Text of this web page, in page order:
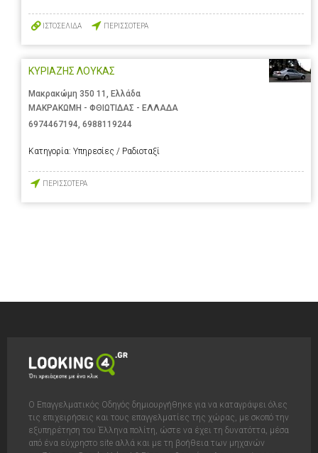
ΙΣΤΟΣΕΛΙΔΑ ΠΕΡΙΣΣΟΤΕΡΑ
ΚΥΡΙΑΖΗΣ ΛΟΥΚΑΣ
Μακρακώμη 350 11, Ελλάδα
ΜΑΚΡΑΚΩΜΗ - ΦΘΙΩΤΙΔΑΣ - ΕΛΛΑΔΑ
6974467194, 6988119244
Κατηγορία: Υπηρεσίες / Ραδιοταξί
ΠΕΡΙΣΣΟΤΕΡΑ
Ο Επαγγελματικός Οδηγός δημιουργήθηκε για να καταγράψει όλες
τις επιχειρήσεις και τους επαγγελματίες της χώρας, με σκοπό την
εξυπηρέτηση του Έλληνα πολίτη, ώστε να έχει τη δυνατόττα, μέσα
από ένα εύχρηστο site αλλά και με τη βοήθεια των μηχανών